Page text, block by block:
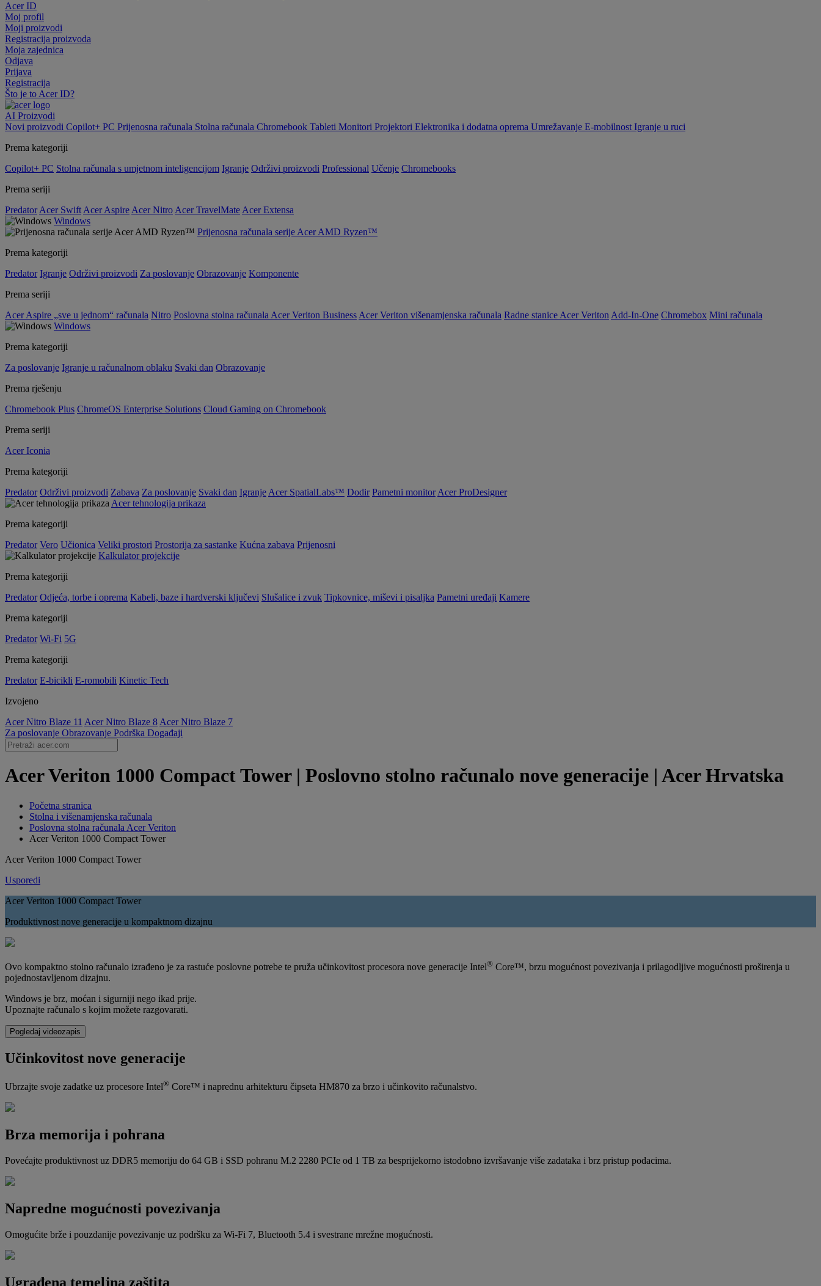
Acer ID
Moj profil
Moji proizvodi
Registracija proizvoda
Moja zajednica
Odjava
Prijava
Registracija
Što je to Acer ID?
AI Proizvodi
Novi proizvodi Copilot+ PC Prijenosna računala Stolna računala Chromebook Tableti Monitori Projektori Elektronika i dodatna oprema Umrežavanje E-mobilnost Igranje u ruci
Prema kategoriji
Copilot+ PC Stolna računala s umjetnom inteligencijom Igranje Održivi proizvodi Professional Učenje Chromebooks
Prema seriji
Predator Acer Swift Acer Aspire Acer Nitro Acer TravelMate Acer Extensa
Windows
Prijenosna računala serije Acer AMD Ryzen™
Prema kategoriji
Predator Igranje Održivi proizvodi Za poslovanje Obrazovanje Komponente
Prema seriji
Acer Aspire „sve u jednom“ računala Nitro Poslovna stolna računala Acer Veriton Business Acer Veriton višenamjenska računala Radne stanice Acer Veriton Add-In-One Chromebox Mini računala
Windows
Prema kategoriji
Za poslovanje Igranje u računalnom oblaku Svaki dan Obrazovanje
Prema rješenju
Chromebook Plus ChromeOS Enterprise Solutions Cloud Gaming on Chromebook
Prema seriji
Acer Iconia
Prema kategoriji
Predator Održivi proizvodi Zabava Za poslovanje Svaki dan Igranje Acer SpatialLabs™ Dodir Pametni monitor Acer ProDesigner
Acer tehnologija prikaza
Prema kategoriji
Predator Vero Učionica Veliki prostori Prostorija za sastanke Kućna zabava Prijenosni
Kalkulator projekcije
Prema kategoriji
Predator Odjeća, torbe i oprema Kabeli, baze i hardverski ključevi Slušalice i zvuk Tipkovnice, miševi i pisaljka Pametni uređaji Kamere
Prema kategoriji
Predator Wi-Fi 5G
Prema kategoriji
Predator E-bicikli E-romobili Kinetic Tech
Izvojeno
Acer Nitro Blaze 11 Acer Nitro Blaze 8 Acer Nitro Blaze 7
Za poslovanje Obrazovanje Podrška Događaji
Acer Veriton 1000 Compact Tower | Poslovno stolno računalo nove generacije | Acer Hrvatska
Početna stranica
Stolna i višenamjenska računala
Poslovna stolna računala Acer Veriton
Acer Veriton 1000 Compact Tower
Acer Veriton 1000 Compact Tower
Usporedi
Acer Veriton 1000 Compact Tower
Produktivnost nove generacije u kompaktnom dizajnu
Ovo kompaktno stolno računalo izrađeno je za rastuće poslovne potrebe te pruža učinkovitost procesora nove generacije Intel® Core™, brzu mogućnost povezivanja i prilagodljive mogućnosti proširenja u
pojednostavljenom dizajnu.
Windows je brz, moćan i sigurniji nego ikad prije.
Upoznajte računalo s kojim možete razgovarati.
Pogledaj videozapis
Učinkovitost nove generacije
Ubrzajte svoje zadatke uz procesore Intel® Core™ i naprednu arhitekturu čipseta HM870 za brzo i učinkovito računalstvo.
Brza memorija i pohrana
Povećajte produktivnost uz DDR5 memoriju do 64 GB i SSD pohranu M.2 2280 PCIe od 1 TB za besprijekorno istodobno izvršavanje više zadataka i brz pristup podacima.
Napredne mogućnosti povezivanja
Omogućite brže i pouzdanije povezivanje uz podršku za Wi-Fi 7, Bluetooth 5.4 i svestrane mrežne mogućnosti.
Ugrađena temeljna zaštita